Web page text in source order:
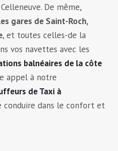
De même,
gares de Saint-Roch,
, et toutes celles-de la
vos navettes avec les
balnéaires de la côte
appel à notre
de Taxi à
conduire dans le confort et